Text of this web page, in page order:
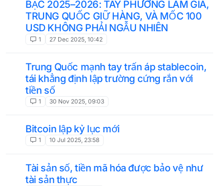
BẠC 2025–2026: TÂY PHƯƠNG LÀM GIÁ,
TRUNG QUỐC GIỮ HÀNG, VÀ MỐC 100
USD KHÔNG PHẢI NGẪU NHIÊN
1 27 Dec 2025, 10:42
Trung Quốc mạnh tay trấn áp stablecoin,
tái khẳng định lập trường cứng rắn với
tiền số
1 30 Nov 2025, 09:03
Bitcoin lập kỷ lục mới
1 10 Jul 2025, 23:58
Tài sản số, tiền mã hóa được bảo vệ như
tài sản thực